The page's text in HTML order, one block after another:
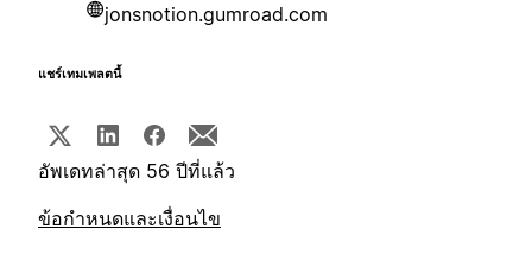
jonsnotion.gumroad.com
แชร์เทมเพลตนี้
อัพเดทล่าสุด 56 ปีที่แล้ว
ข้อกำหนดและเงื่อนไข